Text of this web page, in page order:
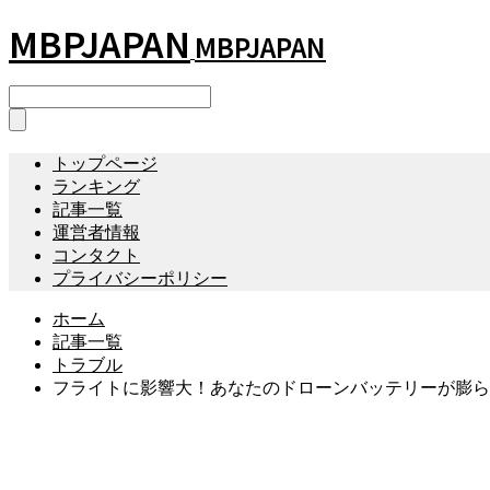
MBPJAPAN MBPJAPAN
トップページ
ランキング
記事一覧
運営者情報
コンタクト
プライバシーポリシー
ホーム
記事一覧
トラブル
フライトに影響大！あなたのドローンバッテリーが膨